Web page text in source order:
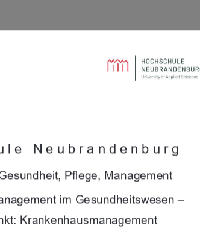
Neubrandenburg
Pflege, Management
im Gesundheitswesen –
Krankenhausmanagement